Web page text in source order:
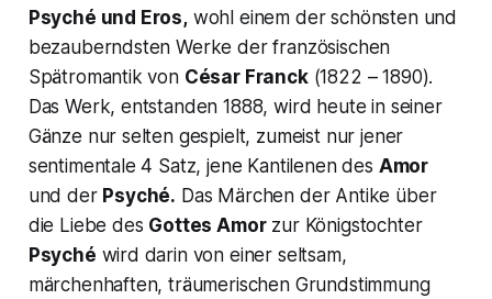
Psyché und Eros, wohl einem der schönsten und
bezauberndsten Werke der französischen
Spätromantik von César Franck(1822 – 1890).
Das Werk, entstanden 1888, wird heute in seiner
Gänze nur selten gespielt, zumeist nur jener
sentimentale 4 Satz, jene Kantilenen des Amor
und der Psyché. Das Märchen der Antike über
die Liebe des Gottes Amorzur Königstochter
Psyché wird darin von einer seltsam,
märchenhaften, träumerischen Grundstimmung